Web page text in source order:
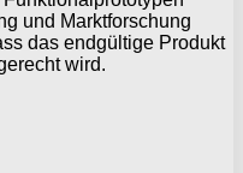
und Marktforschung
das endgültige Produkt
wird.